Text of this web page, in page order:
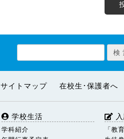
サイトマップ 在校生･保護者へ
学校生活
学科紹介
「教